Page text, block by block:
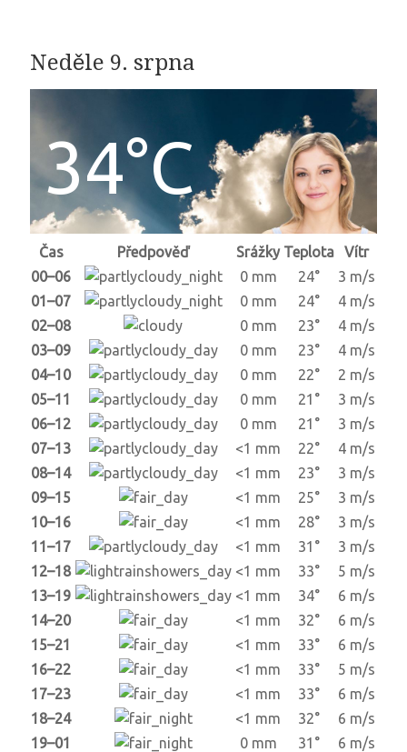
Neděle 9. srpna
34°C
Čas Předpověď Srážky Teplota
Vítr
00–06
0 mm 24°
3 m/s
01–07
0 mm 24°
4 m/s
02–08
0 mm 23°
4 m/s
03–09
0 mm 23°
4 m/s
04–10
0 mm 22°
2 m/s
05–11
0 mm 21°
3 m/s
06–12
0 mm 21°
3 m/s
07–13
<1 mm 22°
4 m/s
08–14
<1 mm 23°
3 m/s
09–15
<1 mm 25°
3 m/s
10–16
<1 mm 28°
3 m/s
11–17
<1 mm 31°
3 m/s
12–18
<1 mm 33°
5 m/s
13–19
<1 mm 34°
6 m/s
14–20
<1 mm 32°
6 m/s
15–21
<1 mm 33°
6 m/s
16–22
<1 mm 33°
5 m/s
17–23
<1 mm 33°
6 m/s
18–24
<1 mm 32°
6 m/s
19–01
0 mm 31°
6 m/s